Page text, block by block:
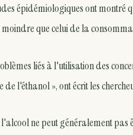
épidémiologiques ont
moindre que celui de la
liés à l'utilisation des
de l'éthanol », ont écrit les
ne peut généralement